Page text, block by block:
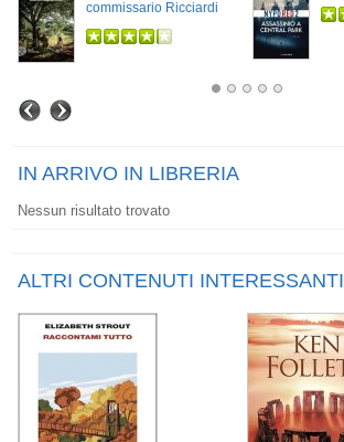
commissario Ricciardi
IN ARRIVO IN LIBRERIA
Nessun risultato trovato
ALTRI CONTENUTI INTERESSANTI